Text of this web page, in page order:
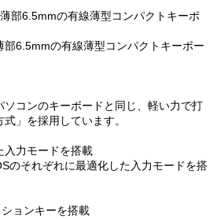
部6.5mmの有線薄型コンパクトキーボ
6.5mmの有線薄型コンパクトキーボー
ソコンのキーボードと同じ、軽い力で打
」を採用しています。
入力モードを搭載
のそれぞれに最適化した入力モードを搭
ョンキーを搭載